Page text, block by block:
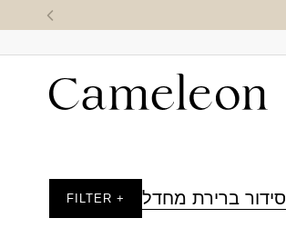
סידור ברירת מחדל + FILTER